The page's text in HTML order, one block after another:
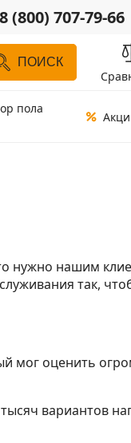
8 (800) 707-79-66
ПОИСК
пола
нужно нашим
так,
мог оценить
вариантов